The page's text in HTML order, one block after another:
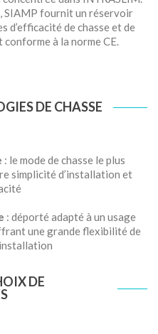
SIAMP fournit un réservoir
d’efficacité de chasse et de
à la norme CE.
DE CHASSE
: le mode de chasse le plus
simplicité d’installation et
: déporté adapté à un usage
une grande flexibilité de
DE